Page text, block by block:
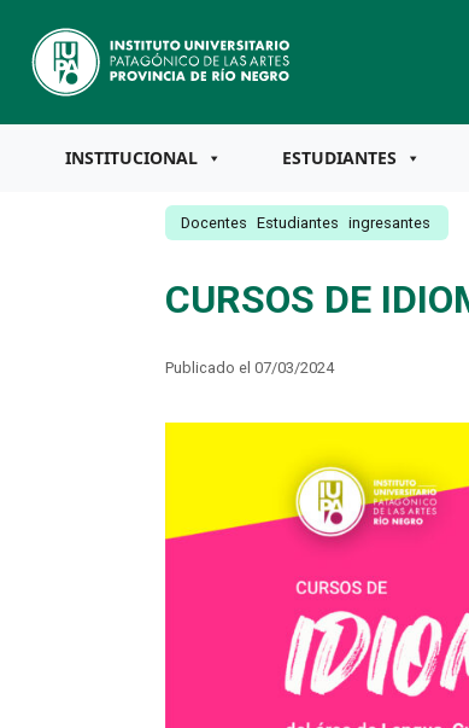
INSTITUCIONAL ESTUDIANTES
Docentes Estudiantes ingresantes
CURSOS DE
Publicado el 07/03/2024